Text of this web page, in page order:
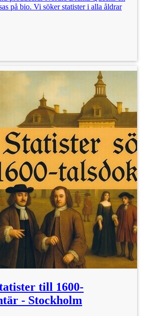
på bio. Vi söker statister i alla åldrar
till 1600-
- Stockholm